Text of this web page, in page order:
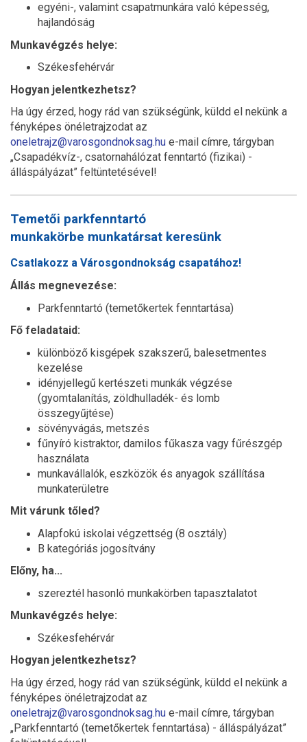
egyéni-, valamint csapatmunkára való képesség,
hajlandóság
Munkavégzés helye:
Székesfehérvár
Hogyan jelentkezhetsz?
Ha úgy érzed, hogy rád van szükségünk, küldd el nekünk a
fényképes önéletrajzodat az
oneletrajz@varosgondnoksag.hu e-mail címre, tárgyban
„Csapadékvíz-, csatornahálózat fenntartó (fizikai) -
álláspályázat” feltüntetésével!
Temetői parkfenntartó
munkakörbe munkatársat keresünk
Csatlakozz a Városgondnokság csapatához!
Állás megnevezése:
Parkfenntartó (temetőkertek fenntartása)
Fő feladataid:
különböző kisgépek szakszerű, balesetmentes
kezelése
idényjellegű kertészeti munkák végzése
(gyomtalanítás, zöldhulladék- és lomb
összegyűjtése)
sövényvágás, metszés
fűnyíró kistraktor, damilos fűkasza vagy fűrészgép
használata
munkavállalók, eszközök és anyagok szállítása
munkaterületre
Mit várunk tőled?
Alapfokú iskolai végzettség (8 osztály)
B kategóriás jogosítvány
Előny, ha...
szereztél hasonló munkakörben tapasztalatot
Munkavégzés helye:
Székesfehérvár
Hogyan jelentkezhetsz?
Ha úgy érzed, hogy rád van szükségünk, küldd el nekünk a
fényképes önéletrajzodat az
oneletrajz@varosgondnoksag.hu e-mail címre, tárgyban
„Parkfenntartó (temetőkertek fenntartása) - álláspályázat”